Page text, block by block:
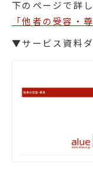
下のページで詳
「他者の受容・
▼サービス資料